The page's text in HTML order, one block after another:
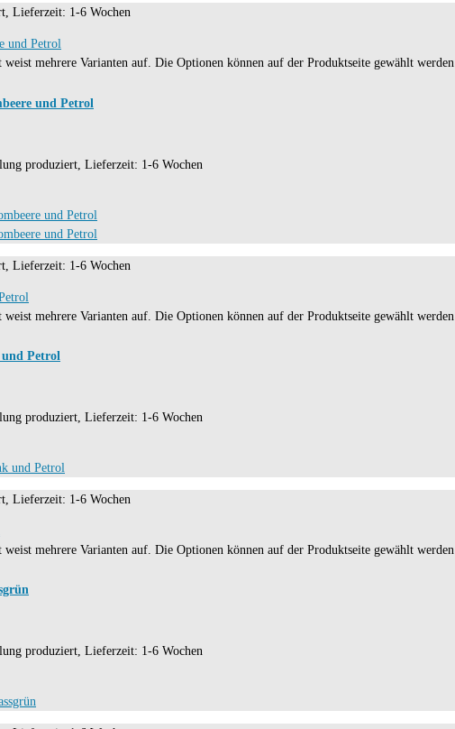
Lieferzeit: 1-6 Wochen
weist mehrere Varianten auf. Die Optionen können auf der Produktseite gewählt werden
und Petrol
produziert, Lieferzeit: 1-6 Wochen
Lieferzeit: 1-6 Wochen
weist mehrere Varianten auf. Die Optionen können auf der Produktseite gewählt werden
Petrol
produziert, Lieferzeit: 1-6 Wochen
Lieferzeit: 1-6 Wochen
weist mehrere Varianten auf. Die Optionen können auf der Produktseite gewählt werden
produziert, Lieferzeit: 1-6 Wochen